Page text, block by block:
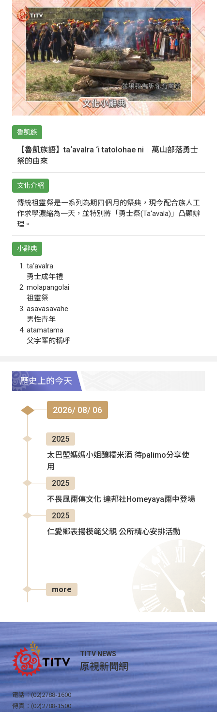
魯凱族
【魯凱族語】ta‘avalra ‘i tatolohae ni｜萬山部落勇士
祭的由來
文化介紹
傳統祖靈祭是一系列為期四個月的祭典，現今配合族人工
作求學濃縮為一天，並特別將「勇士祭(Ta‘avala)」凸顯辦
理。
小辭典
ta‘avalra
勇士成年禮
molapangolai
祖靈祭
asavasavahe
男性青年
atamatama
父字輩的稱呼
歷史上的今天
2026/ 08/ 06
2025
太巴塱媽媽小姐釀糯米酒 待palimo分享使
用
2025
不畏風雨傳文化 達邦社Homeyaya雨中登場
2025
仁愛鄉表揚模範父親 公所精心安排活動
more
TITV NEWS
原視新聞網
電話：(02)2788-1600
傳真：(02)2788-1500